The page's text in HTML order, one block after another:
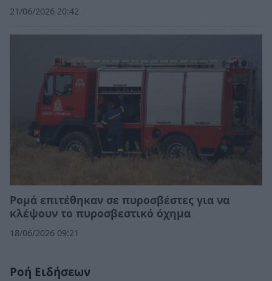
21/06/2026 20:42
Ρομά επιτέθηκαν σε πυροσβέστες για να
κλέψουν το πυροσβεστικό όχημα
18/06/2026 09:21
Ροή Ειδήσεων